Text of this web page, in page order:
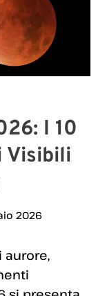
I 10
Visibili
2026
aurore,